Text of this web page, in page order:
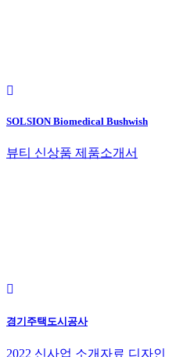
SOLSION Biomedical Bushwish
뷰티 신상품 제품소개서
경기주택도시공사
2022 신사업 소개자료 디자인